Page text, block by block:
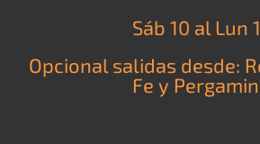
Sáb 10 al Lun
Opcional salidas desde:
Fe y